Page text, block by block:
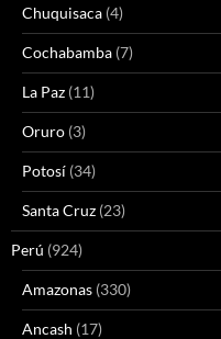
Chuquisaca (4)
Cochabamba (7)
La Paz (11)
Oruro (3)
Potosí (34)
Santa Cruz (23)
Perú (924)
Amazonas (330)
Ancash (17)